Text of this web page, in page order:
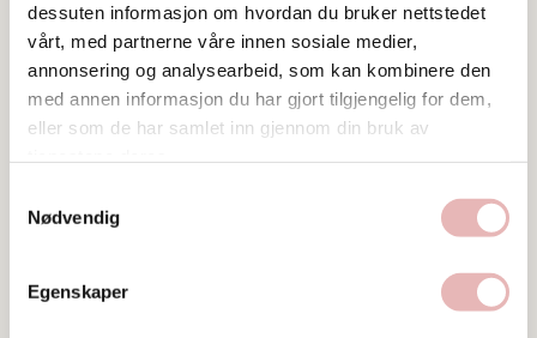
dessuten informasjon om hvordan du bruker nettstedet
vårt, med partnerne våre innen sosiale medier,
annonsering og analysearbeid, som kan kombinere den
med annen informasjon du har gjort tilgjengelig for dem,
eller som de har samlet inn gjennom din bruk av
Nødvendig
Egenskaper
Tar BYENgavekortet